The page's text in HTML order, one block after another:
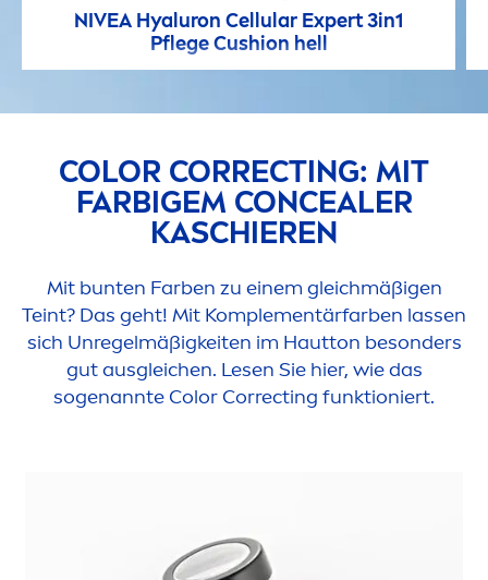
NIVEA Hyaluron Cellular Expert 3in1
Pflege Cushion hell
COLOR CORRECTING: MIT
FARBIGEM CONCEALER
KASCHIEREN
Mit bunten Farben zu einem gleichmäßigen
Teint? Das geht! Mit Komplementärfarben lassen
sich Unregelmäßigkeiten im Hautton besonders
gut ausgleichen. Lesen Sie hier, wie das
sogenannte Color Correcting funktioniert.